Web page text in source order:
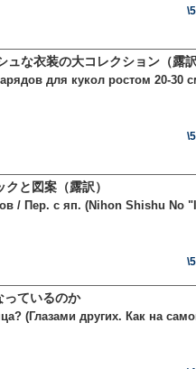
な衣装の大コレクション（露訳
для кукол ростом 20-30
と図案（露訳）
/ Пер. с яп. (Nihon Shishu No
ているのか
(Глазами других. Как на